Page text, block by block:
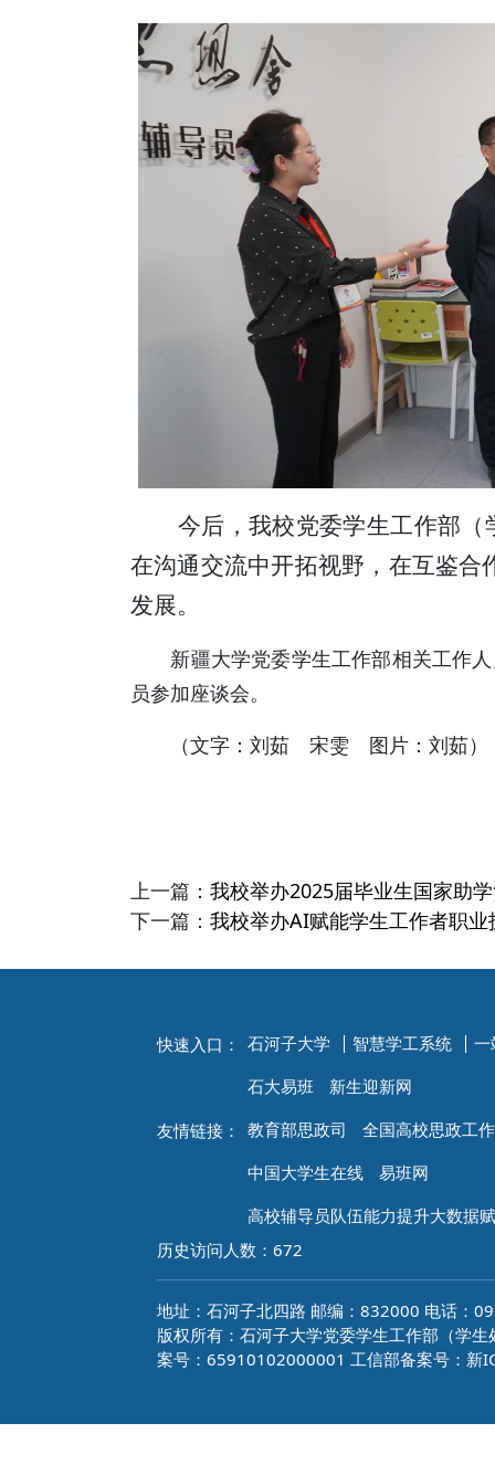
今后，我校党委学生工作部（
在沟通交流中开拓视野，在互鉴
发展。
新疆大学党委学生工作部相关工作人
员参加座谈会。
（文字：刘茹 宋雯 图片：刘茹）
上一篇： 我校举办2025届毕业生国家助
下一篇： 我校举办AI赋能学生工作者职
快速入口： 石河子大学 智慧学工系统
一
石大易班
新生迎新网
友情链接：
教育部思政司
全国高校思政工
中国大学生在线
易班网
高校辅导员队伍能力提升大数据
历史访问人数： 672
地址：石河子北四路 邮编：832000 电话：
版权所有：石河子大学党委学生工作部（学
案号：65910102000001 工信部备案号：新